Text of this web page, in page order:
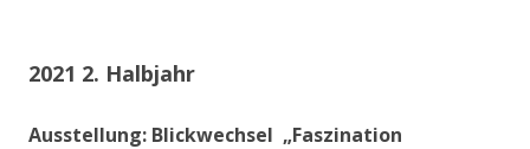
2021 2. Halbjahr
Ausstellung: Blickwechsel „Faszination